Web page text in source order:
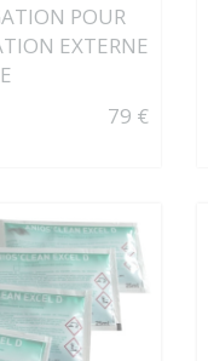
POUR
EXTERNE
79 €